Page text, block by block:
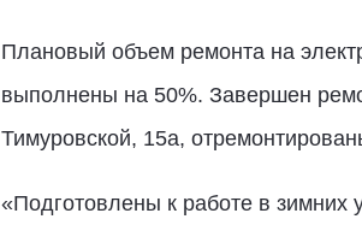
Плановый объем ремонта на
выполнены на 50%. Завершен
Тимуровской, 15а,
«Подготовлены к работе в зимних